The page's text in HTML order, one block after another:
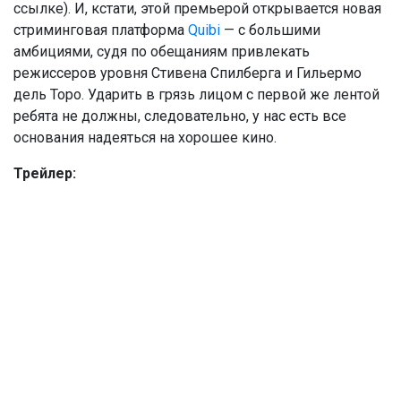
ссылке). И, кстати, этой премьерой открывается новая
стриминговая платформа Quibi — с большими
амбициями, судя по обещаниям привлекать
режиссеров уровня Стивена Спилберга и Гильермо
дель Торо. Ударить в грязь лицом с первой же лентой
ребята не должны, следовательно, у нас есть все
основания надеяться на хорошее кино.
Трейлер: